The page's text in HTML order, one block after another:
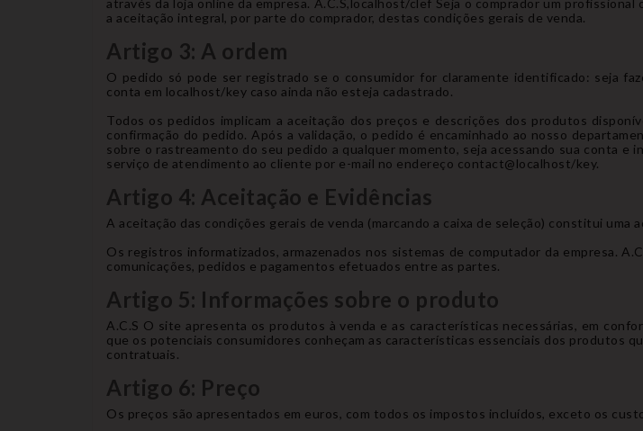
através da loja online da empresa. A.C.S,localhost/clef Seja o comprador um
a aceitação integral, por parte do comprador, destas condições gerais de venda.
Artigo 3: A ordem
O pedido só pode ser registrado se o consumidor for claramente identificado: seja
conta em localhost/key caso ainda não esteja cadastrado.
Todos os pedidos implicam a aceitação dos preços e descrições dos produtos
confirmação do pedido. Após a validação, o pedido é encaminhado ao nosso
sobre o rastreamento do seu pedido a qualquer momento, seja acessando sua conta
serviço de atendimento ao cliente por e-mail no endereço contact@localhost/key.
Artigo 4: Aceitação e Evidências
A aceitação das condições gerais de venda (marcando a caixa de seleção) constitui
Os registros informatizados, armazenados nos sistemas de computador da empresa.
comunicações, pedidos e pagamentos efetuados entre as partes.
Artigo 5: Informações sobre o produto
A.C.S O site apresenta os produtos à venda e as características necessárias, em
que os potenciais consumidores conheçam as características essenciais dos produtos
contratuais.
Artigo 6: Preço
Os preços são apresentados em euros, com todos os impostos incluídos, exceto os